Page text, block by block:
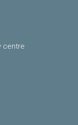
centre